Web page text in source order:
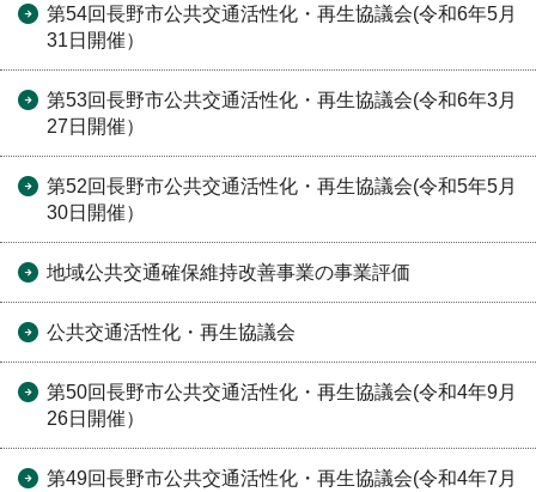
第54回長野市公共交通活性化・再生協議会(令和6年5月
31日開催）
第53回長野市公共交通活性化・再生協議会(令和6年3月
27日開催）
第52回長野市公共交通活性化・再生協議会(令和5年5月
30日開催）
地域公共交通確保維持改善事業の事業評価
公共交通活性化・再生協議会
第50回長野市公共交通活性化・再生協議会(令和4年9月
26日開催）
第49回長野市公共交通活性化・再生協議会(令和4年7月